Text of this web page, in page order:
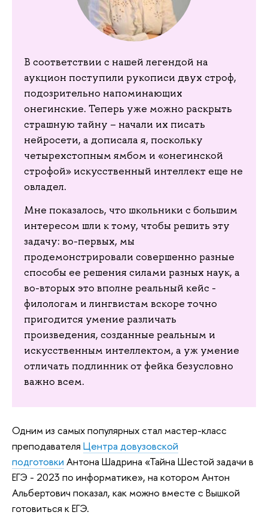
В соответствии с нашей легендой на
аукцион поступили рукописи двух строф,
подозрительно напоминающих
онегинские. Теперь уже можно раскрыть
страшную тайну – начали их писать
нейросети, а дописала я, поскольку
четырехстопным ямбом и «онегинской
строфой» искусственный интеллект еще не
овладел.
Мне показалось, что школьники с большим
интересом шли к тому, чтобы решить эту
задачу: во-первых, мы
продемонстрировали совершенно разные
способы ее решения силами разных наук, а
во-вторых это вполне реальный кейс -
филологам и лингвистам вскоре точно
пригодится умение различать
произведения, созданные реальным и
искусственным интеллектом, а уж умение
отличать подлинник от фейка безусловно
важно всем.
Одним из самых популярных стал мастер-класс
преподавателя Центра довузовской
подготовки Антона Шадрина «Тайна Шестой задачи в
ЕГЭ - 2023 по информатике», на котором Антон
Альбертович показал, как можно вместе с Вышкой
готовиться к ЕГЭ.